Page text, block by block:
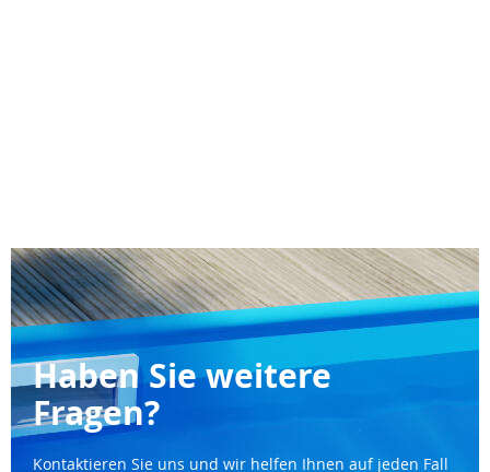
Haben Sie weitere
Fragen?
Kontaktieren Sie uns und wir helfen Ihnen auf jeden Fall